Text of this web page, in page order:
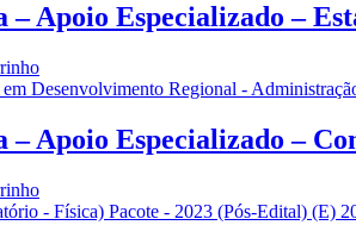
Apoio Especializado –
Apoio Especializado –